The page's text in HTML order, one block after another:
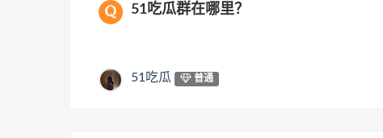
51吃瓜群在哪里？
51吃瓜 普通